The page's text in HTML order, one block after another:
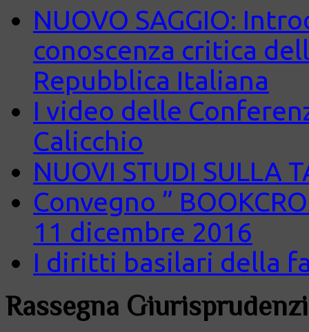
NUOVO SAGGIO:
conoscenza critica
Repubblica Italiana
I video delle
Calicchio
NUOVI STUDI SULLA
Convegno ”
11 dicembre 2016
I diritti basilari della
Rassegna